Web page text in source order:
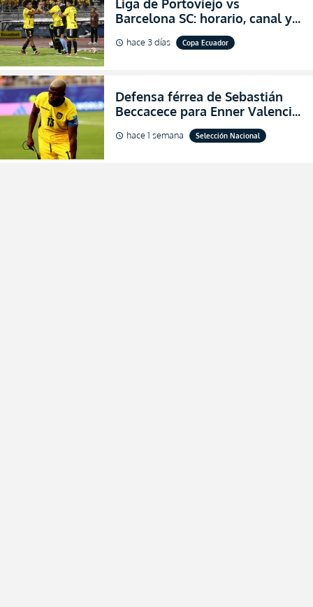
Liga de Portoviejo vs
Barcelona SC: horario, canal y
dónde ver EN VIVO los octavos
de final de la Copa Ecuador
schedule hace 3 días Copa Ecuador
Defensa férrea de Sebastián
Beccacece para Enner Valencia
al indicar que era el hombre
indicado para Ecuador
schedule hace 1 semana Selección Nacional